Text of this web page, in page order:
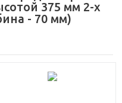
375 мм 2-х
- 70 мм)